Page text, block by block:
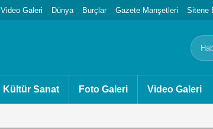
Video Galeri Dünya Burçlar Gazete Manşetleri Sitene
Kültür Sanat Foto Galeri Video Galeri